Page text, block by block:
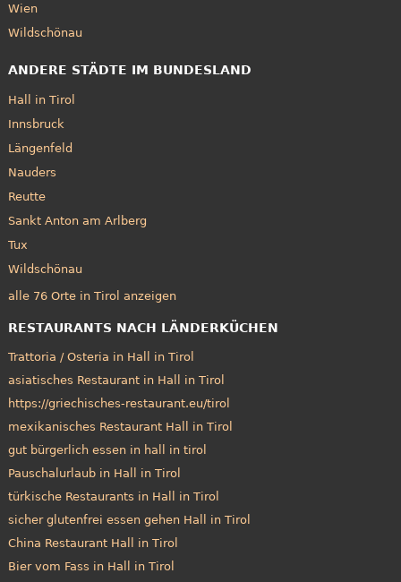
Wien
Wildschönau
ANDERE STÄDTE IM BUNDESLAND
Hall in Tirol
Innsbruck
Längenfeld
Nauders
Reutte
Sankt Anton am Arlberg
Tux
Wildschönau
alle 76 Orte in Tirol anzeigen
RESTAURANTS NACH LÄNDERKÜCHEN
Trattoria / Osteria in Hall in Tirol
asiatisches Restaurant in Hall in Tirol
https://griechisches-restaurant.eu/tirol
mexikanisches Restaurant Hall in Tirol
gut bürgerlich essen in hall in tirol
Pauschalurlaub in Hall in Tirol
türkische Restaurants in Hall in Tirol
sicher glutenfrei essen gehen Hall in Tirol
China Restaurant Hall in Tirol
Bier vom Fass in Hall in Tirol